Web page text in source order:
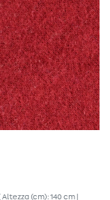
Altezza (cm): 140 cm |